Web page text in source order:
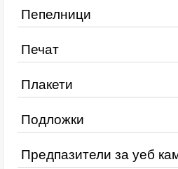
Пепелници
Печат
Плакети
Подложки
Предпазители за уеб